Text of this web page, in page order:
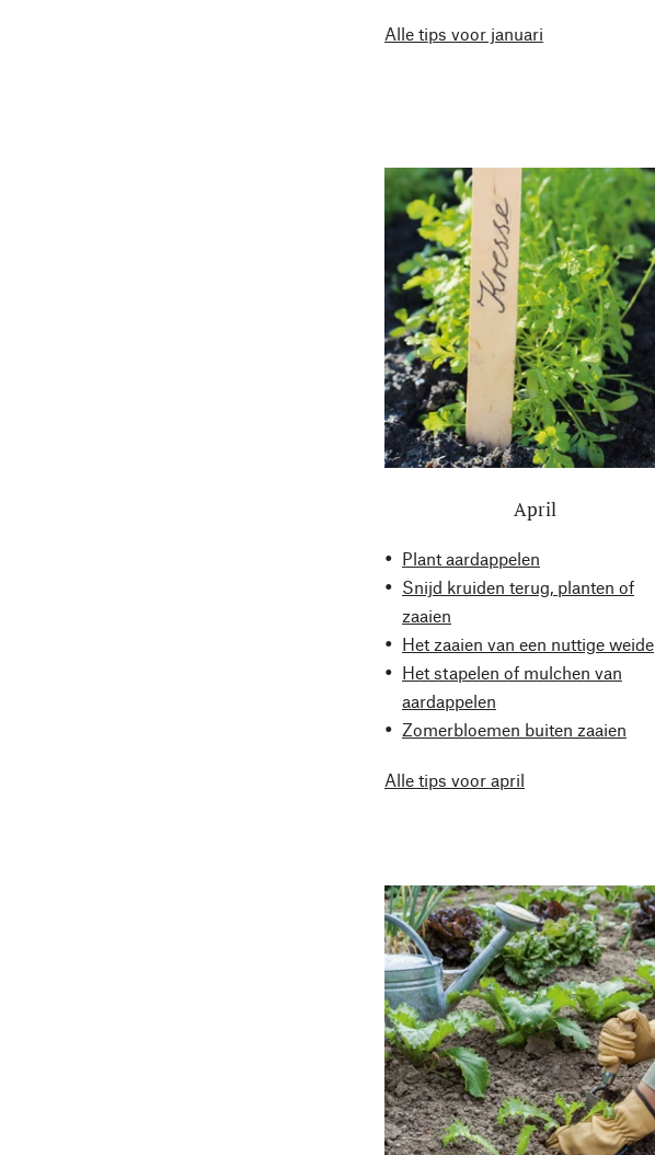
Alle tips voor januari
April
Plant aardappelen
Snijd kruiden terug, planten of
zaaien
Het zaaien van een nuttige weide
Het stapelen of mulchen van
aardappelen
Zomerbloemen buiten zaaien
Alle tips voor april